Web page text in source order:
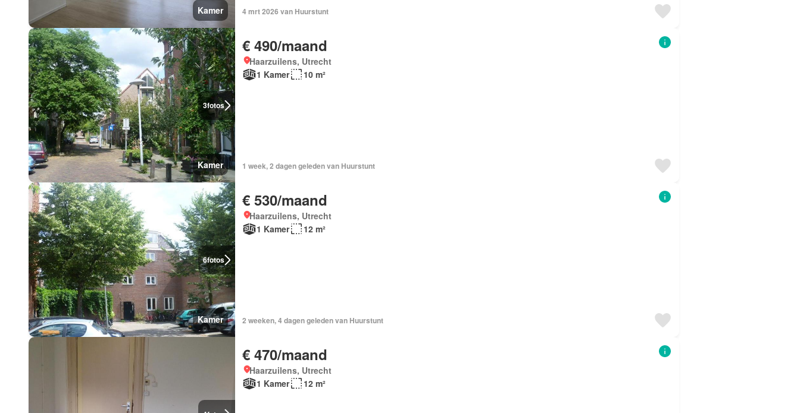
Kamer 4 mrt 2026 van Huurstunt
3fotos
Kamer
€ 490/maand
Haarzuilens, Utrecht
1 Kamer
10 m²
1 week, 2 dagen geleden van Huurstunt
6fotos
Kamer
€ 530/maand
Haarzuilens, Utrecht
1 Kamer
12 m²
2 weeken, 4 dagen geleden van Huurstunt
€ 470/maand
Haarzuilens, Utrecht
1 Kamer
12 m²